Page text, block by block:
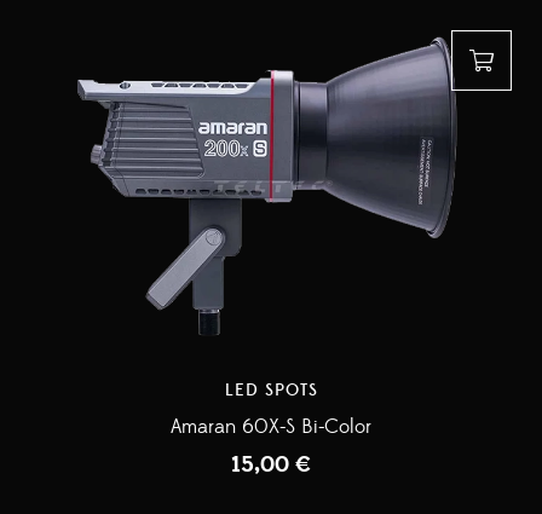
LED SPOTS
Amaran 60X-S Bi-Color
15,00 €